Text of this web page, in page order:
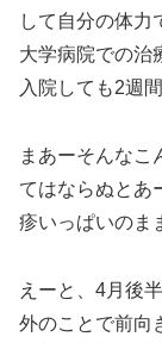
して自分の体力
大学病院での治
入院しても2週
まあーそんなこ
てはならぬとあ
疹いっぱいのま
えーと、4月後
外のことで前向